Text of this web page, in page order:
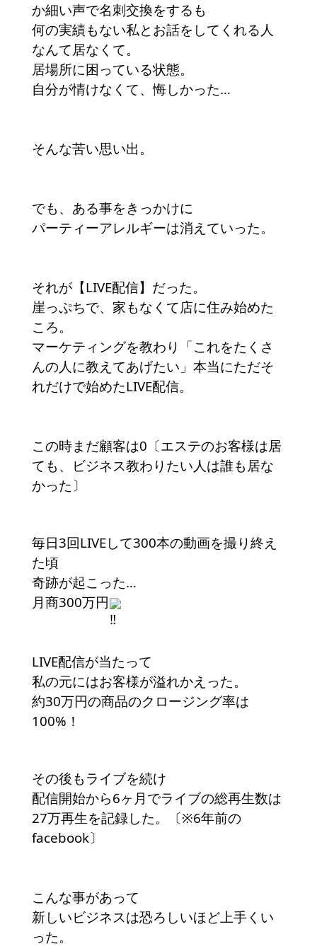
か細い声で名刺交換をするも
何の実績もない私とお話をしてくれる人
なんて居なくて。
居場所に困っている状態。
自分が情けなくて、悔しかった…
そんな苦い思い出。
でも、ある事をきっかけに
パーティーアレルギーは消えていった。
それが【LIVE配信】だった。
崖っぷちで、家もなくて店に住み始めた
ころ。
マーケティングを教わり「これをたくさ
んの人に教えてあげたい」本当にただそ
れだけで始めたLIVE配信。
この時まだ顧客は0〔エステのお客様は居
ても、ビジネス教わりたい人は誰も居な
かった〕
毎日3回LIVEして300本の動画を撮り終え
た頃
奇跡が起こった…
月商300万円
LIVE配信が当たって
私の元にはお客様が溢れかえった。
約30万円の商品のクロージング率は
100%！
その後もライブを続け
配信開始から6ヶ月でライブの総再生数は
27万再生を記録した。〔※6年前の
facebook〕
こんな事があって
新しいビジネスは恐ろしいほど上手くい
った。